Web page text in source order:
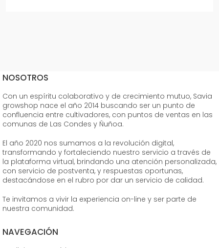
NOSOTROS
Con un espíritu colaborativo y de crecimiento mutuo, Savia
growshop nace el año 2014 buscando ser un punto de
confluencia entre cultivadores, con puntos de ventas en las
comunas de Las Condes y Ñuñoa.
El año 2020 nos sumamos a la revolución digital,
transformando y fortaleciendo nuestro servicio a través de
la plataforma virtual, brindando una atención personalizada,
con servicio de postventa, y respuestas oportunas,
destacándose en el rubro por dar un servicio de calidad.
Te invitamos a vivir la experiencia on-line y ser parte de
nuestra comunidad.
NAVEGACIÓN